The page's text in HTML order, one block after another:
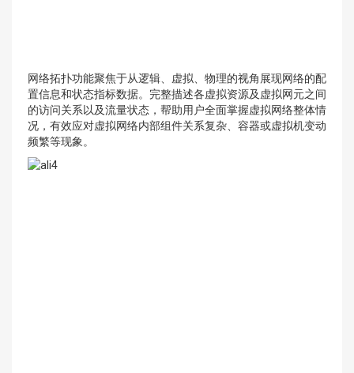
网络拓扑功能聚焦于从逻辑、虚拟、物理的视角展现网络的配
置信息和状态指标数据。完整描述各虚拟资源及虚拟网元之间
的访问关系以及流量状态，帮助用户全面掌握虚拟网络整体情
况，有效应对虚拟网络内部组件关系复杂、容器或虚拟机变动
频繁等现象。